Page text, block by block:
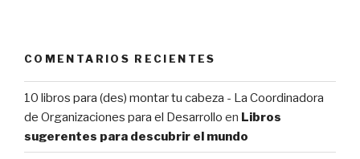
COMENTARIOS RECIENTES
10 libros para (des) montar tu cabeza - La Coordinadora
de Organizaciones para el Desarrollo en Libros
sugerentes para descubrir el mundo